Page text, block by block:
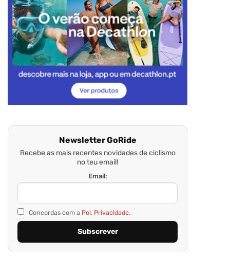
Newsletter GoRide
Recebe as mais recentes novidades de ciclismo
no teu email!
Email:
Concordas com a Pol. Privacidade.